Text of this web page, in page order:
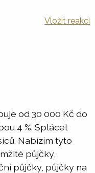
Vložit reakci
od 30 000 Kč do
4 %. Splácet
Nabízím tyto
půjčky,
půjčky, půjčky na